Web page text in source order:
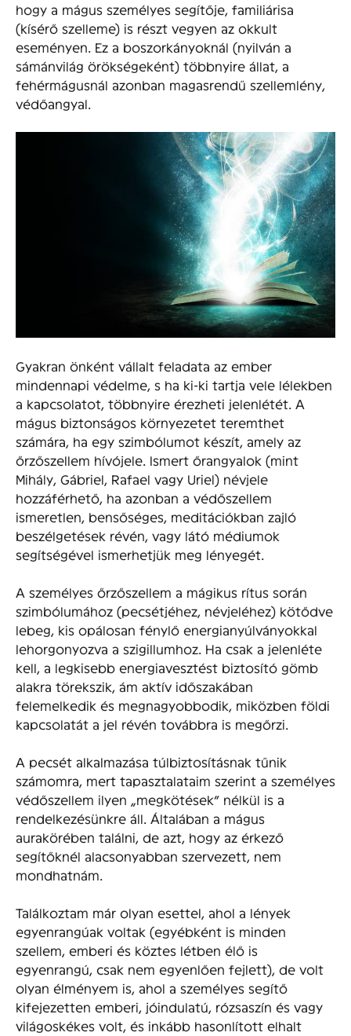
hogy a mágus személyes segítője, familiárisa
(kísérő szelleme) is részt vegyen az okkult
eseményen. Ez a boszorkányoknál (nyilván a
sámánvilág örökségeként) többnyire állat, a
fehérmágusnál azonban magasrendű szellemlény,
védőangyal.
Gyakran önként vállalt feladata az ember
mindennapi védelme, s ha ki-ki tartja vele lélekben
a kapcsolatot, többnyire érezheti jelenlétét. A
mágus biztonságos környezetet teremthet
számára, ha egy szimbólumot készít, amely az
őrzőszellem hívójele. Ismert őrangyalok (mint
Mihály, Gábriel, Rafael vagy Uriel) névjele
hozzáférhető, ha azonban a védőszellem
ismeretlen, bensőséges, meditációkban zajló
beszélgetések révén, vagy látó médiumok
segítségével ismerhetjük meg lényegét.
A személyes őrzőszellem a mágikus rítus során
szimbólumához (pecsétjéhez, névjeléhez) kötődve
lebeg, kis opálosan fénylő energianyúlványokkal
lehorgonyozva a szigillumhoz. Ha csak a jelenléte
kell, a legkisebb energiavesztést biztosító gömb
alakra törekszik, ám aktív időszakában
felemelkedik és megnagyobbodik, miközben földi
kapcsolatát a jel révén továbbra is megőrzi.
A pecsét alkalmazása túlbiztosításnak tűnik
számomra, mert tapasztalataim szerint a személyes
védőszellem ilyen „megkötések” nélkül is a
rendelkezésünkre áll. Általában a mágus
aurakörében találni, de azt, hogy az érkező
segítőknél alacsonyabban szervezett, nem
mondhatnám.
Találkoztam már olyan esettel, ahol a lények
egyenrangúak voltak (egyébként is minden
szellem, emberi és köztes létben élő is
egyenrangú, csak nem egyenlően fejlett), de volt
olyan élményem is, ahol a személyes segítő
kifejezetten emberi, jóindulatú, rózsaszín és vagy
világoskékes volt, és inkább hasonlított elhalt